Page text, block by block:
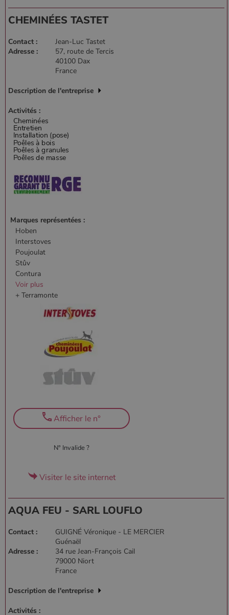
CHEMINÉES TASTET
Contact :
Jean-Luc Tastet
Adresse :
57, route de Tercis
40100 Dax
France
Description de l'entreprise
Activités :
Marques représentées :
Hoben
Interstoves
Poujoulat
Stûv
Contura
Voir plus
+ Terramonte
N° Invalide ?
Afficher le n°
Visiter le site internet
AQUA FEU - SARL LOUFLO
Contact :
GUIGNÉ Véronique - LE MERCIER
Guénaël
Adresse :
34 rue Jean-François Cail
79000 Niort
France
Description de l'entreprise
Activités :